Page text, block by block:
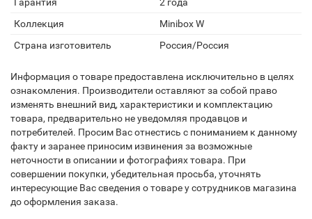
Коллекция
Minibox W
Страна изготовитель
Россия/Россия
Информация о товаре предоставлена исключительно в целях
ознакомления. Производители оставляют за собой право
изменять внешний вид, характеристики и комплектацию
товара, предварительно не уведомляя продавцов и
потребителей. Просим Вас отнестись с пониманием к данному
факту и заранее приносим извинения за возможные
неточности в описании и фотографиях товара. При
совершении покупки, убедительная просьба, уточнять
интересующие Вас сведения о товаре у сотрудников магазина
до оформления заказа.